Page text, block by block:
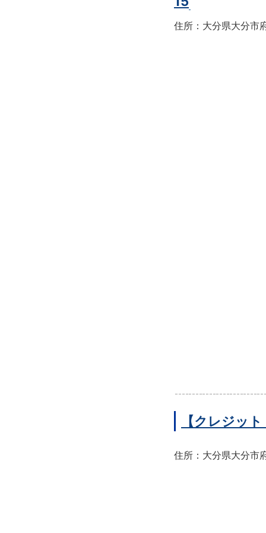
住所：大分県大分市
【クレジッ
住所：大分県大分市